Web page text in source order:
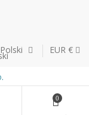
Polski
EUR €
0